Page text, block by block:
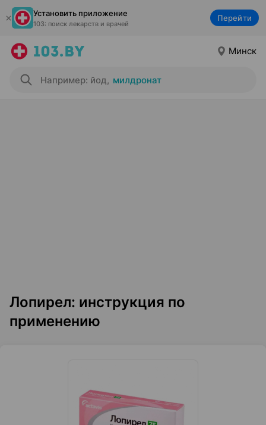
Установить приложение
103: поиск лекарств и врачей
Перейти
Минск
Например: йод, милдронат
Лопирел: инструкция по
применению